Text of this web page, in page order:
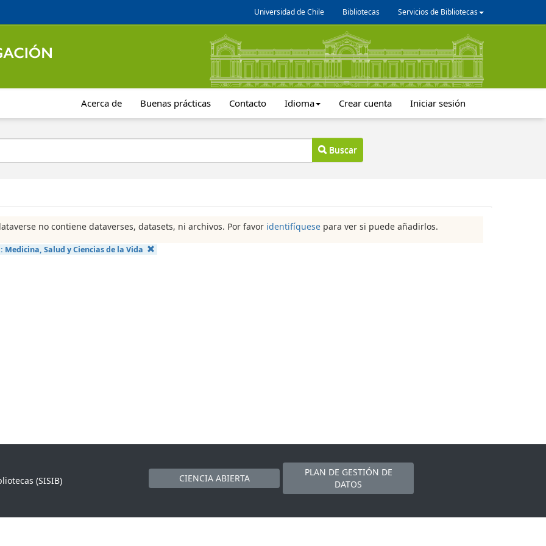
Universidad de Chile Bibliotecas Servicios de Bibliotecas
Acerca de Buenas prácticas Contacto Idioma Crear cuenta Iniciar sesión
Buscar
no contiene dataverses, datasets, ni archivos. Por favor identifíquese para ver si puede añadirlos.
Medicina, Salud y Ciencias de la Vida
(SISIB)
CIENCIA ABIERTA
PLAN DE GESTIÓN DE
DATOS